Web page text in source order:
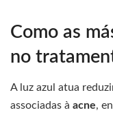
Como as
no
A luz azul atua
associadas à acne,